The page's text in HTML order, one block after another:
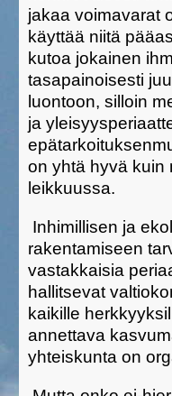
jakaa voimavarat
käyttää niitä
kutoa jokainen
tasapainoisesti
luontoon, silloin
ja
on yhtä hyvä kuin
leikkuussa.
Inhimillisen ja
rakentamiseen
vastakkaisia
hallitsevat
kaikille
annettava
yhteiskunta on